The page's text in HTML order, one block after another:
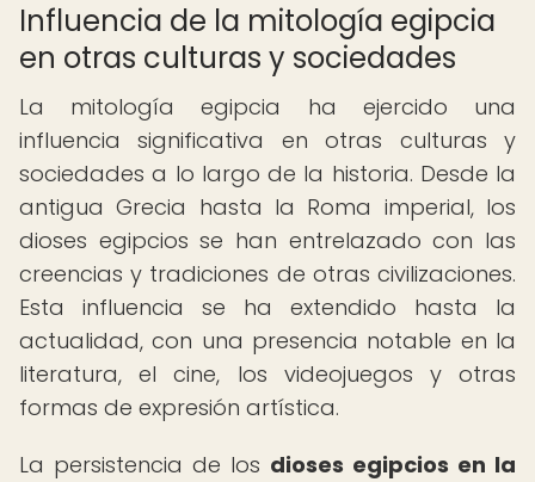
Influencia de la mitología egipcia
en otras culturas y sociedades
La mitología egipcia ha ejercido una
influencia significativa en otras culturas y
sociedades a lo largo de la historia. Desde la
antigua Grecia hasta la Roma imperial, los
dioses egipcios se han entrelazado con las
creencias y tradiciones de otras civilizaciones.
Esta influencia se ha extendido hasta la
actualidad, con una presencia notable en la
literatura, el cine, los videojuegos y otras
formas de expresión artística.
La persistencia de los dioses egipcios en la